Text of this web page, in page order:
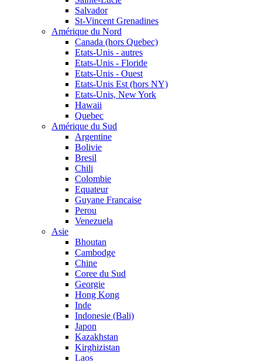
Salvador
St-Vincent Grenadines
Amérique du Nord
Canada (hors Quebec)
Etats-Unis - autres
Etats-Unis - Floride
Etats-Unis - Ouest
Etats-Unis Est (hors NY)
Etats-Unis, New York
Hawaii
Quebec
Amérique du Sud
Argentine
Bolivie
Bresil
Chili
Colombie
Equateur
Guyane Francaise
Perou
Venezuela
Asie
Bhoutan
Cambodge
Chine
Coree du Sud
Georgie
Hong Kong
Inde
Indonesie (Bali)
Japon
Kazakhstan
Kirghizistan
Laos